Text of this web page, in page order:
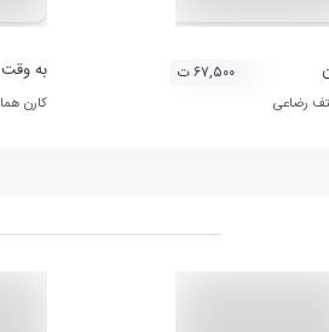
رضاعی
۶۷,۵۰۰ ت به
کارن